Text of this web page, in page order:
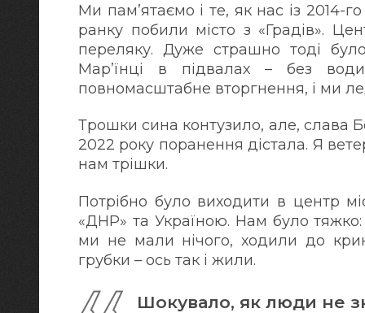
Ми пам’ятаємо і те, як нас із 2014-
ранку побили місто з «Градів».
переляку. Дуже страшно тоді
Мар’їнці в підвалах – без
повномасштабне вторгнення, і ми
Трошки сина контузило, але, слава
2022 року поранення дістала. Я
нам трішки.
Потрібно було виходити в центр
«ДНР» та Україною. Нам було тяжко:
ми не мали нічого, ходили до
грубки – ось так і жили.
Шокувало, як люди не